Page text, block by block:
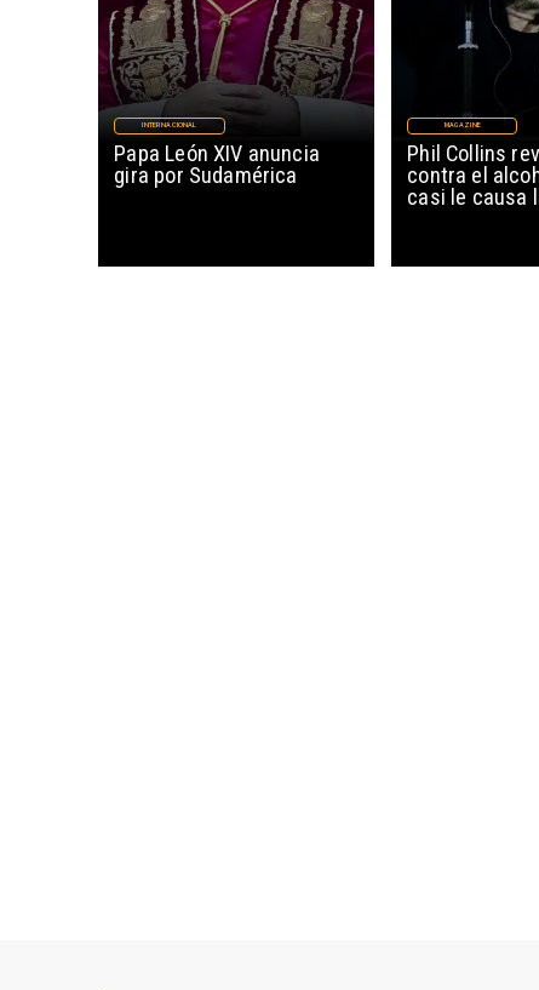
Papa León XIV anuncia
gira por Sudamérica
INTERNACIONAL
Phil Collins
contra el
casi le causa
MAGAZINE